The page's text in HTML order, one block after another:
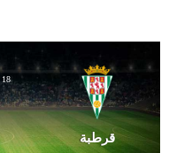
قرطبة
18 يناير 2026